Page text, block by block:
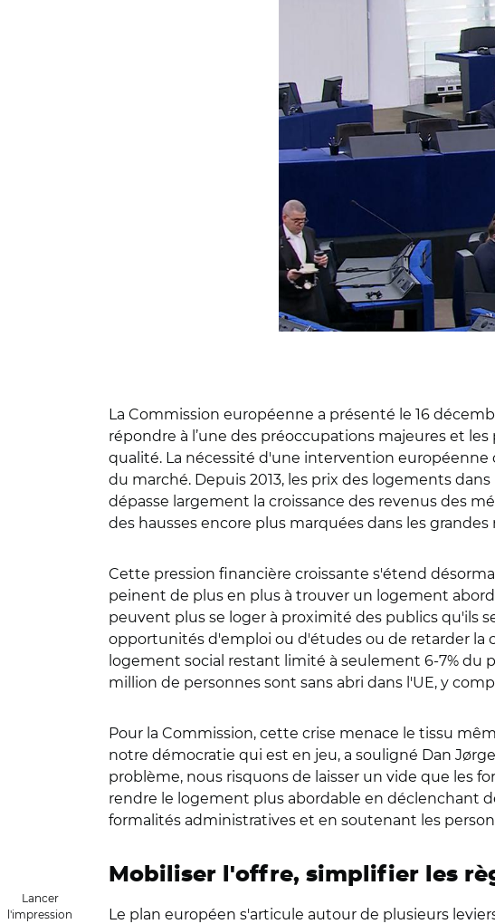
Lancer
l'impression
La Commission européenne a présenté le 16
répondre à l’une des préoccupations majeures et
qualité. La nécessité d'une intervention
du marché. Depuis 2013, les prix des logements
dépasse largement la croissance des revenus des
des hausses encore plus marquées dans les
Cette pression financière croissante s'étend
peinent de plus en plus à trouver un logement
peuvent plus se loger à proximité des publics qu'ils
opportunités d'emploi ou d'études ou de retarder la
logement social restant limité à seulement 6-7% du
million de personnes sont sans abri dans l'UE, y
Pour la Commission, cette crise menace le tissu
notre démocratie qui est en jeu, a souligné Dan
problème, nous risquons de laisser un vide que les
rendre le logement plus abordable en déclenchant
formalités administratives et en soutenant les
Mobiliser l'offre, simplifier les
Le plan européen s'articule autour de plusieurs